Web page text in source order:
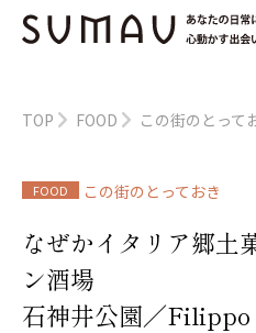
TOP FOOD この街のとって
FOOD この街のとっておき
なぜかイタリア郷土
ン酒場
石神井公園／